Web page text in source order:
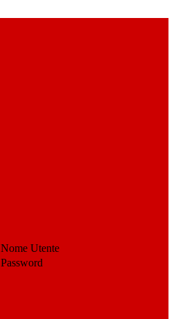
Nome Utente
Password